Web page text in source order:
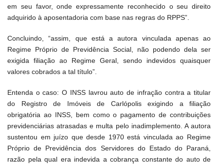
em seu favor, onde expressamente reconhecido o seu direito
adquirido à aposentadoria com base nas regras do RPPS”.
Concluindo, “assim, que está a autora vinculada apenas ao
Regime Próprio de Previdência Social, não podendo dela ser
exigida filiação ao Regime Geral, sendo indevidos quaisquer
valores cobrados a tal título”.
Entenda o caso: O INSS lavrou auto de infração contra a titular
do Registro de Imóveis de Carlópolis exigindo a filiação
obrigatória ao INSS, bem como o pagamento de contribuições
previdenciárias atrasadas e multa pelo inadimplemento. A autora
sustentou em juízo que desde 1970 está vinculada ao Regime
Próprio de Previdência dos Servidores do Estado do Paraná,
razão pela qual era indevida a cobrança constante do auto de